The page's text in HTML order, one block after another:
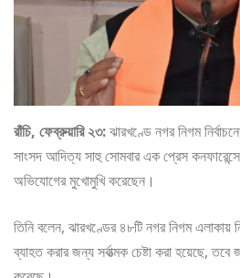
রাঁচি, ফেব্রুয়ারি ২৩:ঝারখণ্ডে নগর নিগম
সাংসদ আদিত্য সাহু সোমবার এক প্রেস
অভিযোগের মুখোমুখি করেছেন।
তিনি বলেন, ঝারখণ্ডের ৪৮টি নগর নিগম এলাকায়
ব্যাহত করার জন্য সর্বাত্মক চেষ্টা করা হয়েছে,